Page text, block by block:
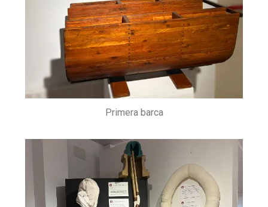
Primera barca